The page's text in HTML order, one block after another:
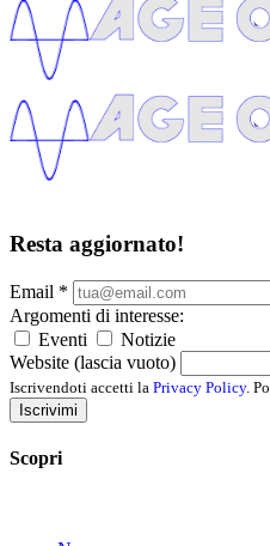
Resta aggiornato!
Email *
Argomenti di interesse:
Eventi
Notizie
Website (lascia vuoto)
Iscrivendoti accetti la Privacy Policy.
Iscrivimi
Scopri